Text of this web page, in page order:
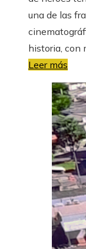
una de las
historia, con
Leer más